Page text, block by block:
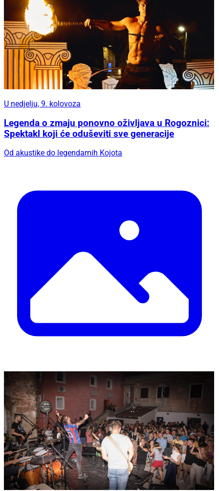
U nedjelju, 9. kolovoza
Legenda o zmaju ponovno oživljava u Rogoznici:
Spektakl koji će oduševiti sve generacije
Od akustike do legendarnih Kojota